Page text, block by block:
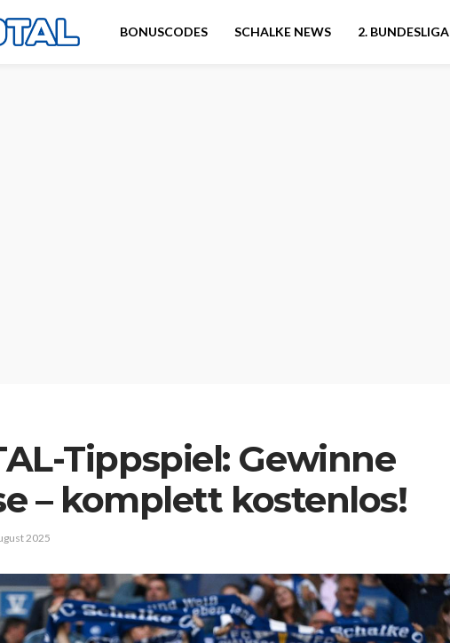
BONUSCODES SCHALKE NEWS 2. BUNDESLIGA
Tippspiel: Gewinne
– komplett kostenlos!
2025